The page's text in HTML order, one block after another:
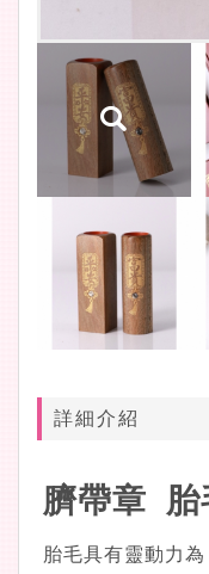
詳細介紹
臍帶章 胎
胎毛具有靈動力